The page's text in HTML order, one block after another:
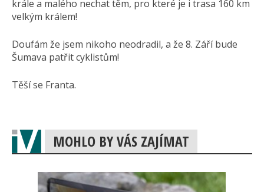
krále a malého nechat těm, pro které je i trasa 160 km
velkým králem!
Doufám že jsem nikoho neodradil, a že 8. Září bude
Šumava patřit cyklistům!
Těší se Franta.
MOHLO BY VÁS ZAJÍMAT